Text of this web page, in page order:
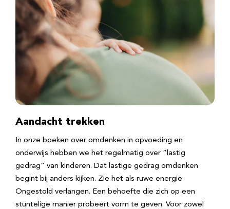
Aandacht trekken
In onze boeken over omdenken in opvoeding en
onderwijs hebben we het regelmatig over “lastig
gedrag” van kinderen. Dat lastige gedrag omdenken
begint bij anders kijken. Zie het als ruwe energie.
Ongestold verlangen. Een behoefte die zich op een
stuntelige manier probeert vorm te geven. Voor zowel